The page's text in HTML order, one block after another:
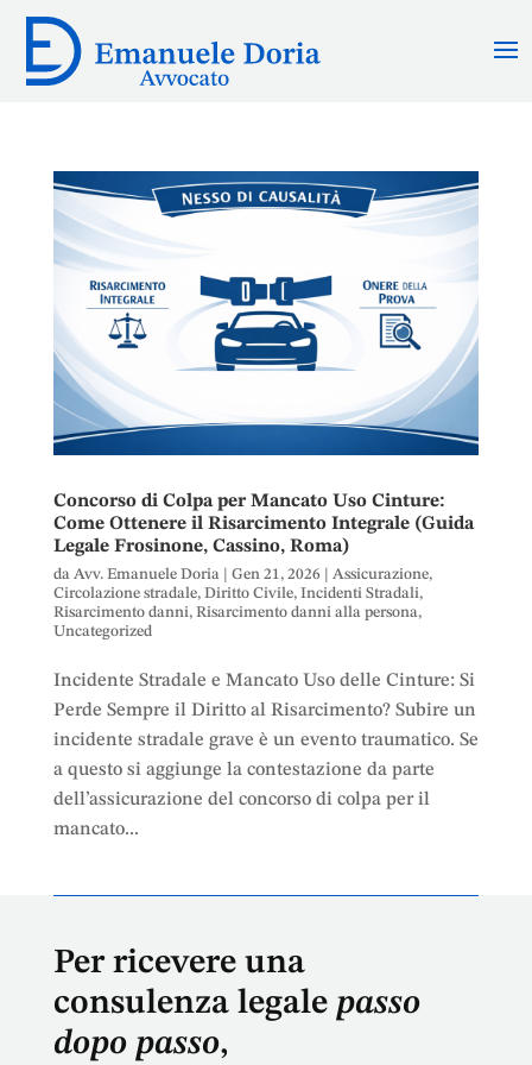
Concorso di Colpa per Mancato Uso Cinture:
Come Ottenere il Risarcimento Integrale (Guida
Legale Frosinone, Cassino, Roma)
da Avv. Emanuele Doria| Gen 21, 2026 Assicurazione,
Circolazione stradale, Diritto Civile, Incidenti Stradali,
Risarcimento danni, Risarcimento danni alla persona,
Uncategorized
Incidente Stradale e Mancato Uso delle Cinture: Si
Perde Sempre il Diritto al Risarcimento? Subire un
incidente stradale grave è un evento traumatico. Se
a questo si aggiunge la contestazione da parte
dell’assicurazione del concorso di colpa per il
mancato...
Per ricevere una
consulenza legale passo
dopo passo,